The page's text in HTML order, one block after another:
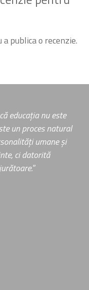
publica o recenzie.
educația nu este
un proces natural
umane și
ci datorită
”